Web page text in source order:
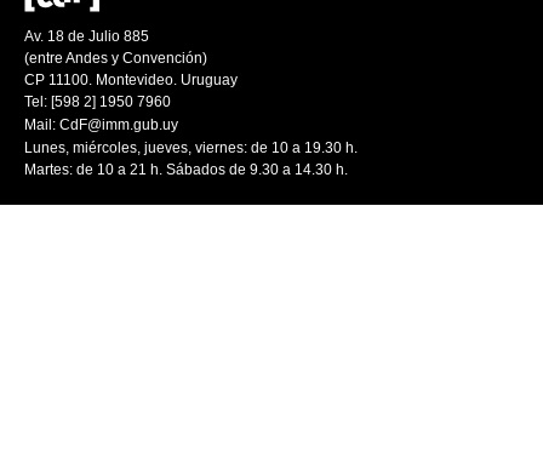
Av. 18 de Julio 885
(entre Andes y Convención)
CP 11100. Montevideo. Uruguay
Tel: [598 2] 1950 7960
Mail: CdF@imm.gub.uy
Lunes, miércoles, jueves, viernes: de 10 a 19.30 h.
Martes: de 10 a 21 h. Sábados de 9.30 a 14.30 h.